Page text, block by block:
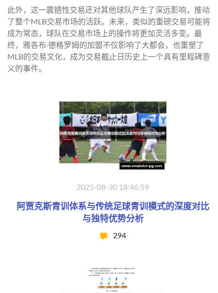
此外，这一震撼性交易还对其他球队产生了深远影响，推动
了整个MLB交易市场的活跃。未来，类似的重磅交易可能将
成为常态，球队在交易市场上的操作将更加灵活多变。最
终，雅各布·德格罗姆的加盟不仅影响了大都会，也重塑了
MLB的交易文化，成为交易截止日历史上一个具有里程碑意
义的事件。
2025-08-30 18:46:59
阿贾克斯青训体系与传统足球青训模式的深度对比
与独特优势分析
294